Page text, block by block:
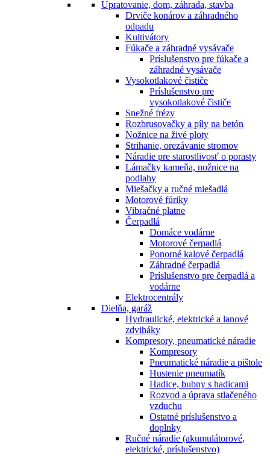
Upratovanie, dom, záhrada, stavba
Drviče konárov a záhradného
odpadu
Kultivátory
Fúkače a záhradné vysávače
Príslušenstvo pre fúkače a
záhradné vysávače
Vysokotlakové čističe
Príslušenstvo pre
vysokotlakové čističe
Snežné frézy
Rozbrusovačky a píly na betón
Nožnice na živé ploty
Strihanie, orezávanie stromov
Náradie pre starostlivosť o porasty
Lámačky kameňa, nožnice na
podlahy
Miešačky a ručné miešadlá
Motorové fúriky
Vibračné platne
Čerpadlá
Domáce vodárne
Motorové čerpadlá
Ponorné kalové čerpadlá
Záhradné čerpadlá
Príslušenstvo pre čerpadlá a
vodárne
Elektrocentrály
Dielňa, garáž
Hydraulické, elektrické a lanové
zdviháky
Kompresory, pneumatické náradie
Kompresory
Pneumatické náradie a pištole
Hustenie pneumatík
Hadice, bubny s hadicami
Rozvod a úprava stlačeného
vzduchu
Ostatné príslušenstvo a
doplnky
Ručné náradie (akumulátorové,
elektrické, príslušenstvo)